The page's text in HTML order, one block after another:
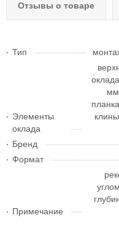
Отзывы о товаре
Тип
Элементы
оклада
Бренд
Формат
Примечание